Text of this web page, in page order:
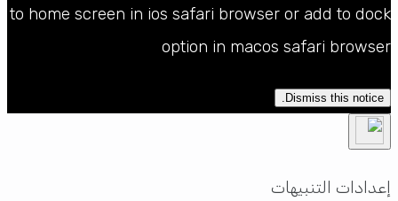
to home screen in ios safari browser or add to dock
option in macos safari browser
Dismiss this notice.
إعدادات التنبيهات